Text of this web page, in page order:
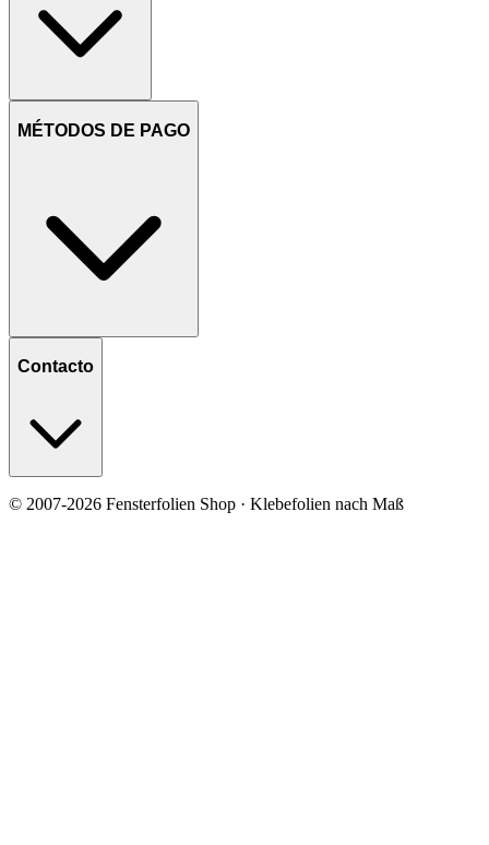
MÉTODOS DE PAGO
Contacto
© 2007-2026 Fensterfolien Shop · Klebefolien nach Maß